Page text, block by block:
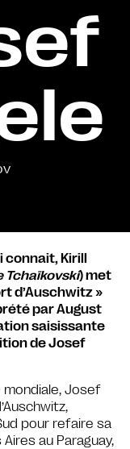
Kirill
Tchaïkovski) met
d’Auschwitz »
par August
saisissante
de Josef
mondiale, Josef
pour refaire sa
au Paraguay,